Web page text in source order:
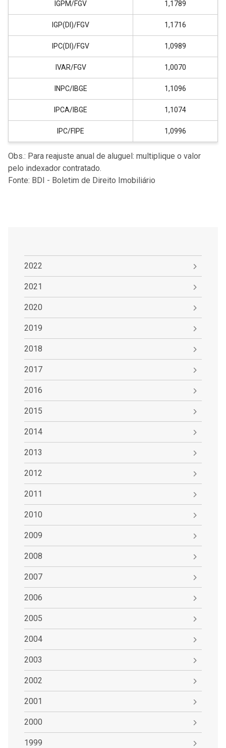
IGPM/FGV 1,1789
IGP(DI)/FGV 1,1716
IPC(DI)/FGV 1,0989
IVAR/FGV 1,0070
INPC/IBGE 1,1096
IPCA/IBGE 1,1074
IPC/FIPE 1,0996
Obs.: Para reajuste anual de aluguel: multiplique o valor
pelo indexador contratado.
Fonte: BDI - Boletim de Direito Imobiliário
2022
2021
2020
2019
2018
2017
2016
2015
2014
2013
2012
2011
2010
2009
2008
2007
2006
2005
2004
2003
2002
2001
2000
1999